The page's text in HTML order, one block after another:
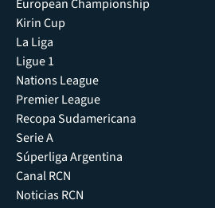
European Championship
Kirin Cup
La Liga
Ligue 1
Nations League
Premier League
Recopa Sudamericana
Serie A
Súperliga Argentina
Canal RCN
Noticias RCN